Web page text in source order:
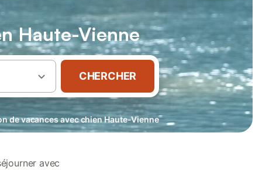
Haute-Vienne
CHERCHER
de vacances avec chien Haute-Vienne
avec